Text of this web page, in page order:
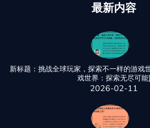
最新内容
新标题：挑战全球玩家，探索不一样的游戏
戏世界：探索无尽可能)
2026-02-11